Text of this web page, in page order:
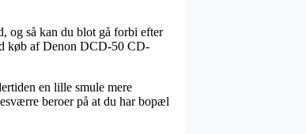
og så kan du blot gå forbi efter
køb af Denon DCD-50 CD-
en lille smule mere
beroer på at du har bopæl